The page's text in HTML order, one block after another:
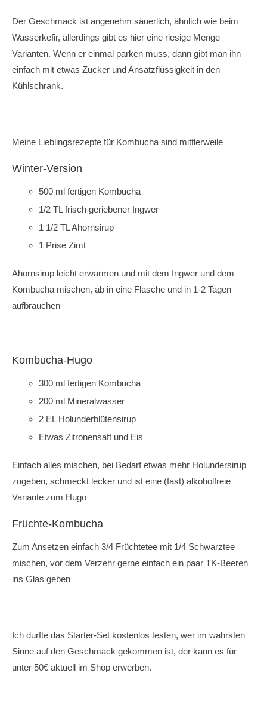
Der Geschmack ist angenehm säuerlich, ähnlich wie beim
Wasserkefir, allerdings gibt es hier eine riesige Menge
Varianten. Wenn er einmal parken muss, dann gibt man ihn
einfach mit etwas Zucker und Ansatzflüssigkeit in den
Kühlschrank.
Meine Lieblingsrezepte für Kombucha sind mittlerweile
Winter-Version
500 ml fertigen Kombucha
1/2 TL frisch geriebener Ingwer
1 1/2 TL Ahornsirup
1 Prise Zimt
Ahornsirup leicht erwärmen und mit dem Ingwer und dem
Kombucha mischen, ab in eine Flasche und in 1-2 Tagen
aufbrauchen
Kombucha-Hugo
300 ml fertigen Kombucha
200 ml Mineralwasser
2 EL Holunderblütensirup
Etwas Zitronensaft und Eis
Einfach alles mischen, bei Bedarf etwas mehr Holundersirup
zugeben, schmeckt lecker und ist eine (fast) alkoholfreie
Variante zum Hugo
Früchte-Kombucha
Zum Ansetzen einfach 3/4 Früchtetee mit 1/4 Schwarztee
mischen, vor dem Verzehr gerne einfach ein paar TK-Beeren
ins Glas geben
Ich durfte das Starter-Set kostenlos testen, wer im wahrsten
Sinne auf den Geschmack gekommen ist, der kann es für
unter 50€ aktuell im Shop erwerben.